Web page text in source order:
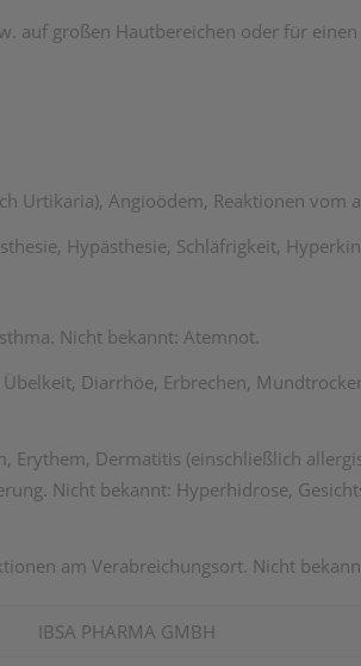
auf großen Hautbereichen oder für
Urtikaria), Angioödem, Reaktionen vom
Hypästhesie, Schläfrigkeit,
Nicht bekannt: Atemnot.
Diarrhöe, Erbrechen,
Erythem, Dermatitis (einschließlich
Nicht bekannt: Hyperhidrose,
am Verabreichungsort. Nicht
IBSA PHARMA GMBH